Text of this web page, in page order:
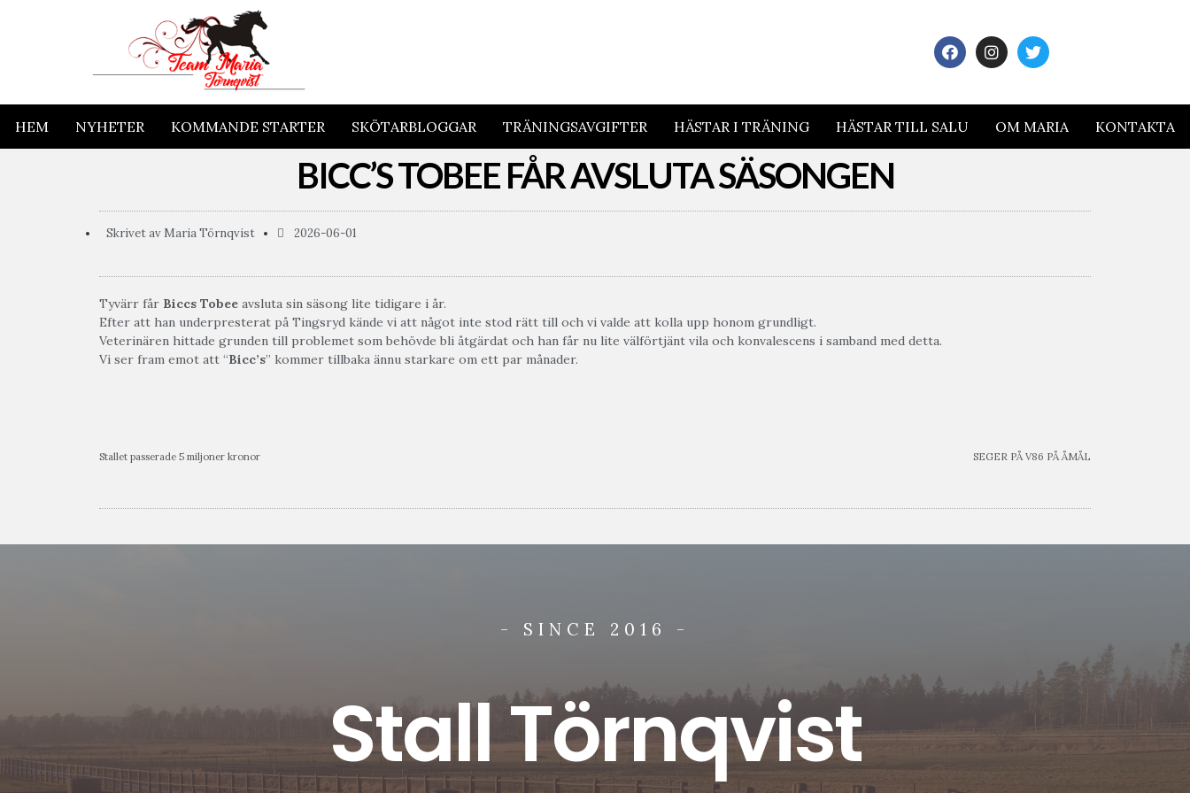
HEM NYHETER KOMMANDE STARTER SKÖTARBLOGGAR TRÄNINGSAVGIFTER HÄSTAR I TRÄNING HÄSTAR TILL SALU OM MARIA KONTAKTA
BICC’S TOBEE FÅR AVSLUTA SÄSONGEN
Skrivet av Maria Törnqvist 2026-06-01
Tyvärr får Biccs Tobee avsluta sin säsong lite tidigare i år.
Efter att han underpresterat på Tingsryd kände vi att något inte stod rätt till och vi valde att kolla upp honom grundligt.
Veterinären hittade grunden till problemet som behövde bli åtgärdat och han får nu lite välförtjänt vila och konvalescens i samband med detta.
Vi ser fram emot att “Bicc’s” kommer tillbaka ännu starkare om ett par månader.
Stallet passerade 5 miljoner kronor SEGER PÅ V86 PÅ ÅMÅL
- SINCE 2016 -
Stall Törnqvist